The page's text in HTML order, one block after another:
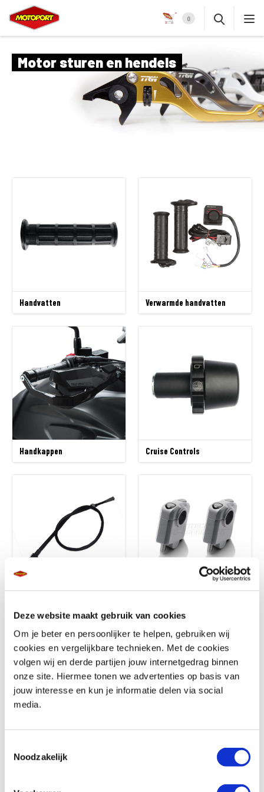
Deze website maakt gebruik van cookies
Om je beter en persoonlijker te helpen, gebruiken wij
cookies en vergelijkbare technieken. Met de cookies
volgen wij en derde partijen jouw internetgedrag binnen
onze site. Hiermee tonen we advertenties op basis van
jouw interesse en kun je informatie delen via social
media.
Noodzakelijk
0
Motor sturen en hendels
Handvatten Verwarmde handvatten
Handkappen Cruise Controls
Sturen en hendels
Motorsturen en
hendels kopen bij